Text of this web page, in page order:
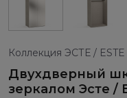
Коллекция ЭСТЕ / ESTE
Двухдверный
зеркалом Эсте /